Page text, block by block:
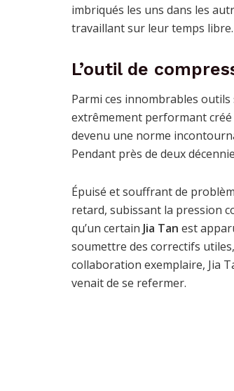
imbriqués les uns dans les
travaillant sur leur temps
L’outil de
Parmi ces innombrables
extrêmement performant créé
devenu une norme
Pendant près de deux
Épuisé et souffrant de
retard, subissant la pression
qu’un certain Jia Tan est
soumettre des correctifs
collaboration exemplaire, Jia
venait de se refermer.